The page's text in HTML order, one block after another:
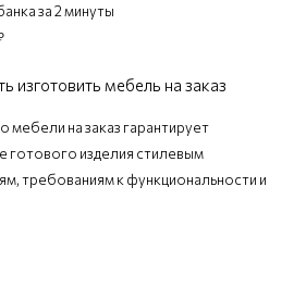
за 2 минуты
изготовить мебель на заказ
мебели на заказ гарантирует
готового изделия стилевым
требованиям к функциональности и